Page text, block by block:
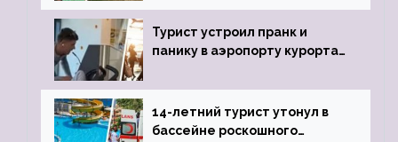
виз
Турист устроил пранк и
панику в аэропорту курорта,
задержке рейса
14-летний турист утонул в
бассейне роскошного